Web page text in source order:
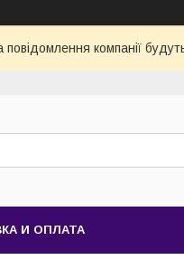
компанії
И ОПЛАТА